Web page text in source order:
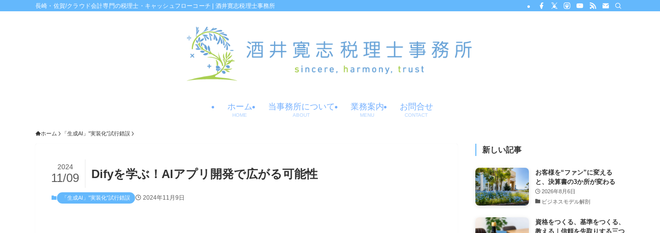
長崎・佐賀/クラウド会計専門の税理士・キャッシュフローコーチ | 酒井寛志税理士事務所
ホーム
HOME
当事務所について
ABOUT
業務案内
MENU
お問合せ
CONTACT
ホーム 「生成AI」”実装化”試行錯誤
Difyを学ぶ！AIアプリ開発で広がる可能性
2024
11/09
「生成AI」”実装化”試行錯誤 2024年11月9日
新しい記事
お客様を“ファン”に変える
と、決算書の3か所が変わる
2026年8月6日
ビジネスモデル解剖
資格をつくる、基準をつくる、
教える｜信頼を先取りする三つ